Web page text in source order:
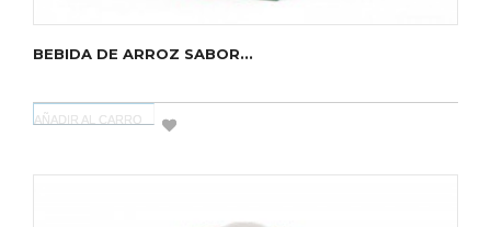
BEBIDA DE ARROZ SABOR...
AÑADIR AL CARRO